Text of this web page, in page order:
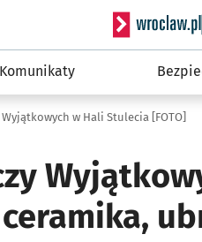
Serwis
Komunikaty
Wyjątkowych w Hali Stulecia [FOTO]